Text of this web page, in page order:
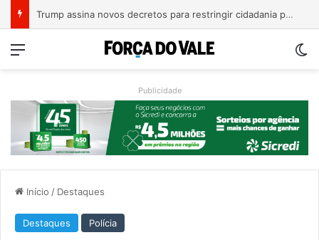
A Balsa Vicentina do Rio Guaporé
Menu
Publicidade
Início / Destaques
Destaques Polícia